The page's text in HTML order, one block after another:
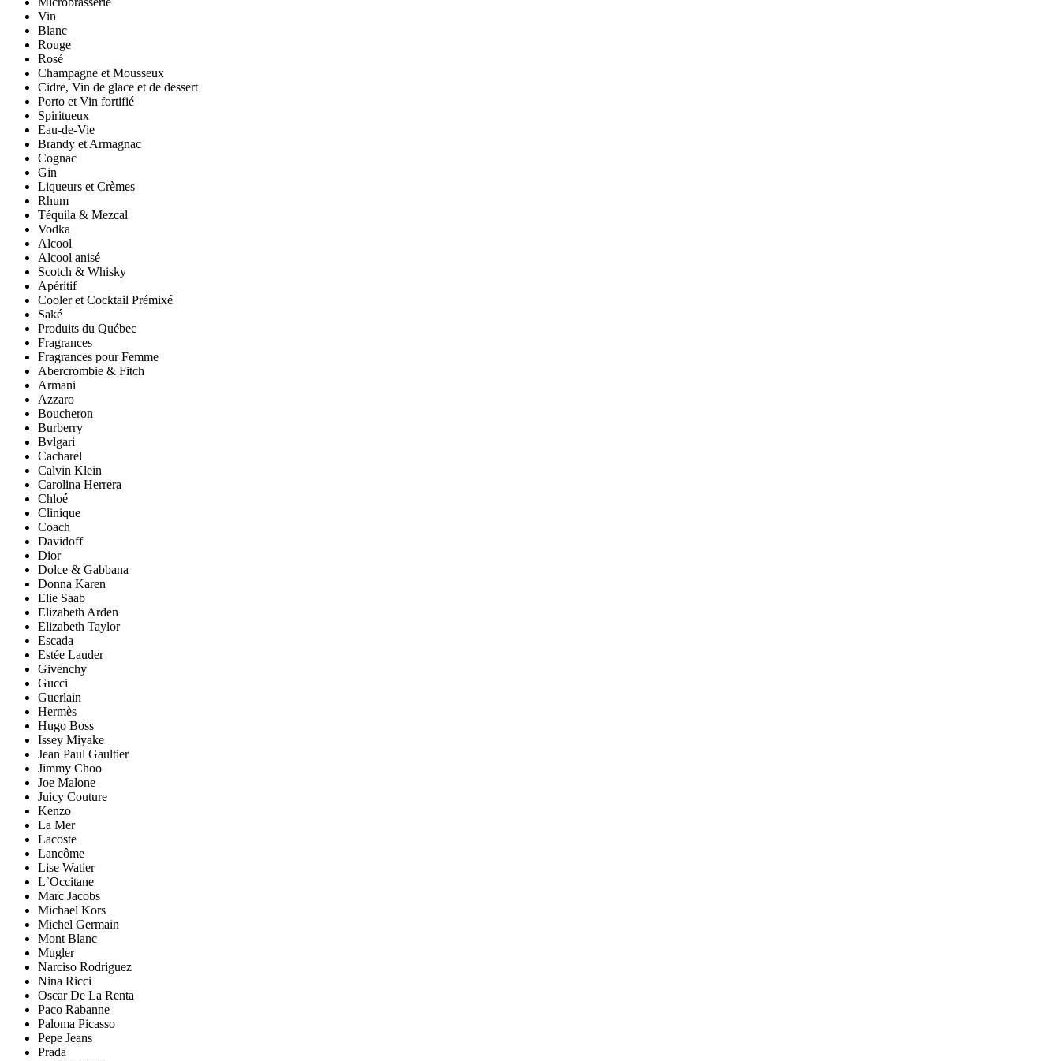
Vin
Blanc
Rouge
Rosé
Champagne et Mousseux
Cidre, Vin de glace et de dessert
Porto et Vin fortifié
Spiritueux
Eau-de-Vie
Brandy et Armagnac
Cognac
Gin
Liqueurs et Crèmes
Rhum
Téquila & Mezcal
Vodka
Alcool
Alcool anisé
Scotch & Whisky
Apéritif
Cooler et Cocktail Prémixé
Saké
Produits du Québec
Fragrances
Fragrances pour Femme
Abercrombie & Fitch
Armani
Azzaro
Boucheron
Burberry
Bvlgari
Cacharel
Calvin Klein
Carolina Herrera
Chloé
Clinique
Coach
Davidoff
Dior
Dolce & Gabbana
Donna Karen
Elie Saab
Elizabeth Arden
Elizabeth Taylor
Escada
Estée Lauder
Givenchy
Gucci
Guerlain
Hermès
Hugo Boss
Issey Miyake
Jean Paul Gaultier
Jimmy Choo
Joe Malone
Juicy Couture
Kenzo
La Mer
Lacoste
Lancôme
Lise Watier
L`Occitane
Marc Jacobs
Michael Kors
Michel Germain
Mont Blanc
Mugler
Narciso Rodriguez
Nina Ricci
Oscar De La Renta
Paco Rabanne
Paloma Picasso
Pepe Jeans
Prada